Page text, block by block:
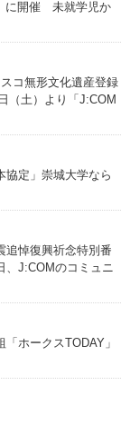
に開催 未就学児か
コ無形文化遺産登録
（土）より「J:COM
協定」崇城大学なら
追悼復興祈念特別番
、J:COMのコミュニ
ホークスTODAY」